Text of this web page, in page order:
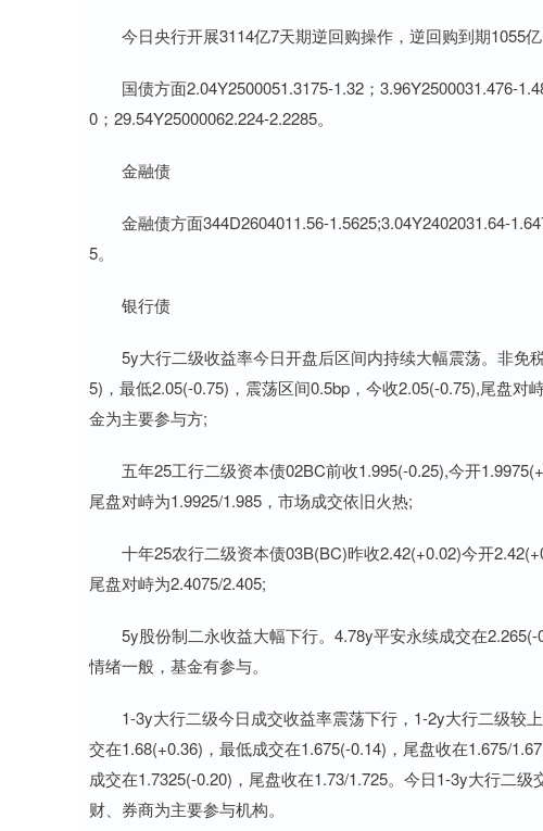
今日央行开展3114亿7天期逆回购操作，逆回购到期1055亿
国债方面2.04Y2500051.3175-1.32；3.96Y2500031.476-
0；29.54Y25000062.224-2.2285。
金融债
金融债方面344D2604011.56-1.5625;3.04Y2402031.64-
5。
银行债
5y大行二级收益率今日开盘后区间内持续大幅震荡。非免
5)，最低2.05(-0.75)，震荡区间0.5bp，今收2.05(-0.75),尾盘
金为主要参与方;
五年25工行二级资本债02BC前收1.995(-0.25),今开
尾盘对峙为1.9925/1.985，市场成交依旧火热;
十年25农行二级资本债03B(BC)昨收2.42(+0.02)今开
尾盘对峙为2.4075/2.405;
5y股份制二永收益大幅下行。4.78y平安永续成交在2.265(-
情绪一般，基金有参与。
1-3y大行二级今日成交收益率震荡下行，1-2y大行二级较
交在1.68(+0.36)，最低成交在1.675(-0.14)，尾盘收在1.675/
成交在1.7325(-0.20)，尾盘收在1.73/1.725。今日1-3y大行二
财、券商为主要参与机构。